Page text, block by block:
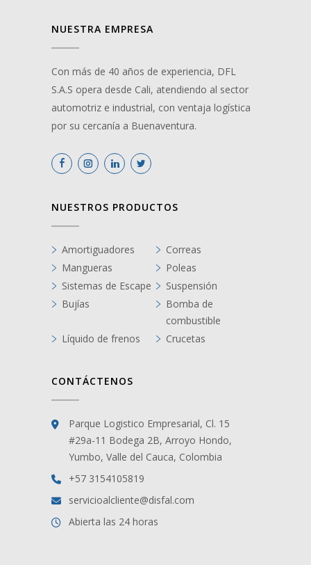
NUESTRA EMPRESA
Con más de 40 años de experiencia, DFL
S.A.S opera desde Cali, atendiendo al sector
automotriz e industrial, con ventaja logística
por su cercanía a Buenaventura.
NUESTROS PRODUCTOS
Amortiguadores
Correas
Mangueras
Poleas
Sistemas de Escape
Suspensión
Bujías
Bomba de
combustible
Líquido de frenos
Crucetas
CONTÁCTENOS
Parque Logistico Empresarial, Cl. 15
#29a-11 Bodega 2B, Arroyo Hondo,
Yumbo, Valle del Cauca, Colombia
+57 3154105819
servicioalcliente@disfal.com
Abierta las 24 horas